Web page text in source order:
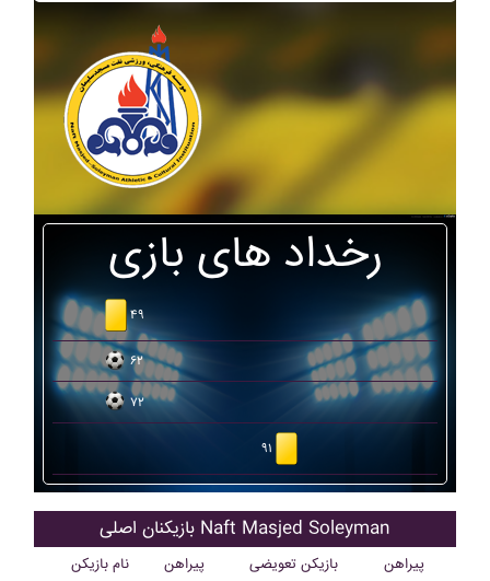
رخداد های بازی
۴۹
۶۲
۷۲
۹۱
بازیکنان اصلی Naft Masjed Soleyman
نام بازیکن پیراهن بازیکن تعویضی پیراهن